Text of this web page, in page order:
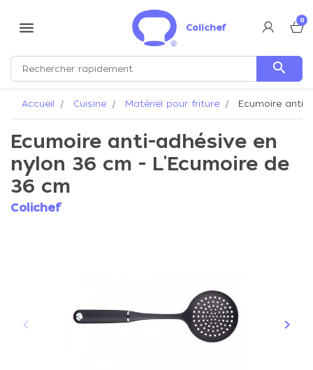
menu Colichef
0
search
Accueil Cuisine Matériel pour friture Ecumoire anti-
Ecumoire anti-adhésive en
nylon 36 cm - L'Ecumoire de
36 cm
Colichef
Précédent
keyboard_arrow_left keyboard_arrow_right